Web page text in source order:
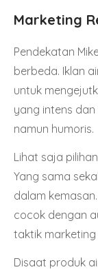
Marketing
Pendekatan
berbeda. Iklan
untuk
yang intens
namun humoris.
Lihat saja
Yang sama
dalam
cocok dengan
taktik
Disaat produk